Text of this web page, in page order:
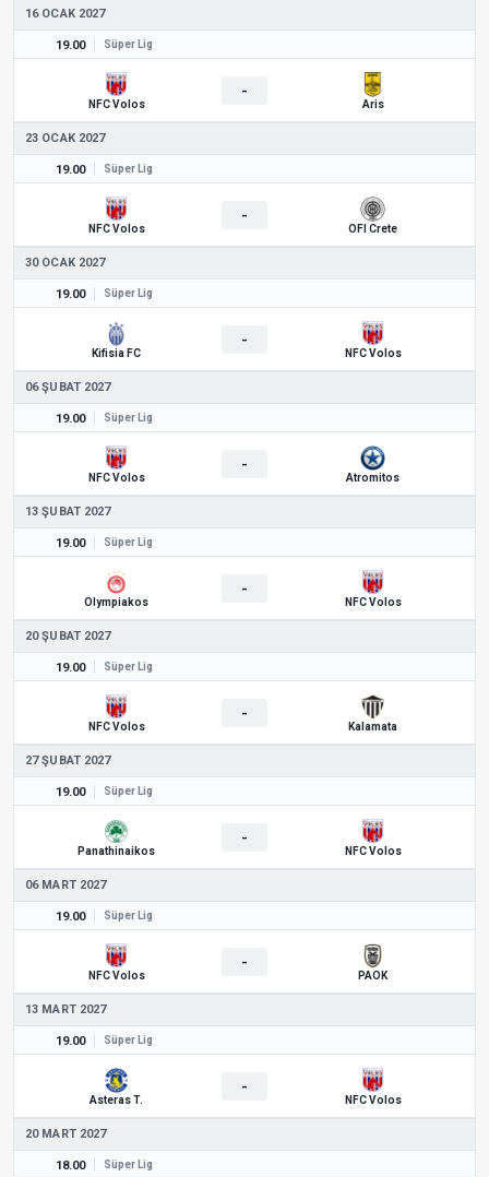
16 OCAK 2027
19.00 Süper Lig
NFC Volos
-
Aris
23 OCAK 2027
19.00 Süper Lig
NFC Volos
-
OFI Crete
30 OCAK 2027
19.00 Süper Lig
Kifisia FC
-
NFC Volos
06 ŞUBAT 2027
19.00 Süper Lig
NFC Volos
-
Atromitos
13 ŞUBAT 2027
19.00 Süper Lig
Olympiakos
-
NFC Volos
20 ŞUBAT 2027
19.00 Süper Lig
NFC Volos
-
Kalamata
27 ŞUBAT 2027
19.00 Süper Lig
Panathinaikos
-
NFC Volos
06 MART 2027
19.00 Süper Lig
NFC Volos
-
PAOK
13 MART 2027
19.00 Süper Lig
Asteras T.
-
NFC Volos
20 MART 2027
18.00 Süper Lig